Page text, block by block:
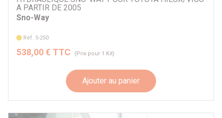
A PARTIR DE 2005
Sno-Way
Réf. 5-250
538,00 € TTC (Prix pour 1 Kit)
Ajouter au panier